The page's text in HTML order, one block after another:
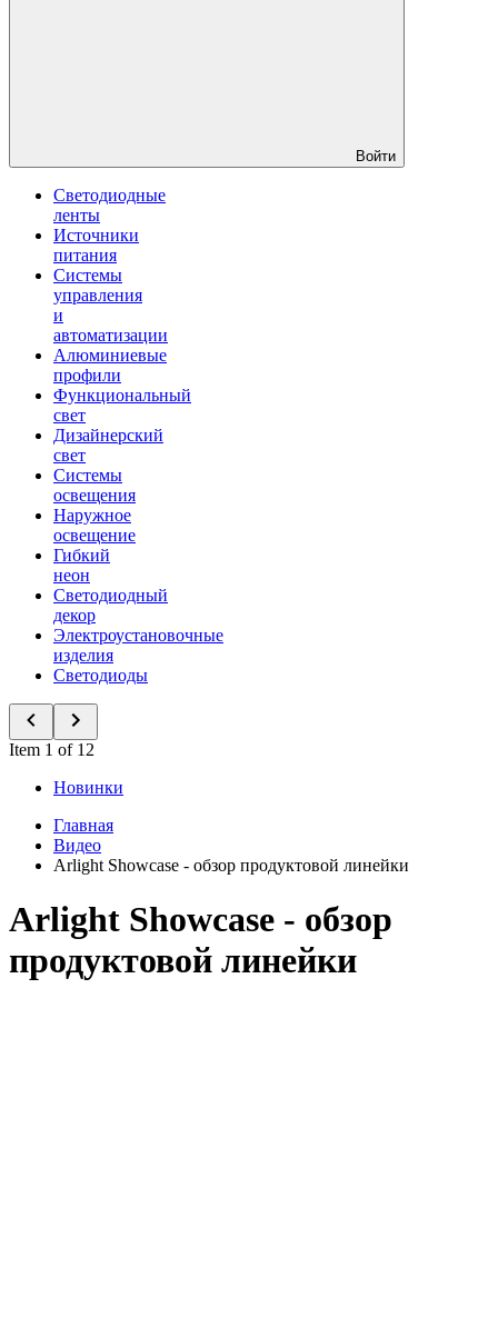
Войти
Светодиодные
ленты
Источники
питания
Системы
управления
и
автоматизации
Алюминиевые
профили
Функциональный
свет
Дизайнерский
свет
Системы
освещения
Наружное
освещение
Гибкий
неон
Светодиодный
декор
Электроустановочные
изделия
Светодиоды
Item 1 of 12
Новинки
Главная
Видео
Arlight Showcase - обзор продуктовой линейки
Arlight Showcase - обзор
продуктовой линейки